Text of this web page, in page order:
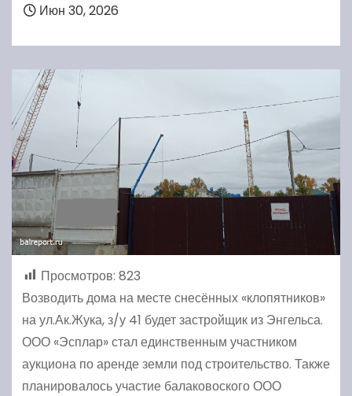
Июн 30, 2026
Просмотров: 823
Возводить дома на месте снесённых «клопятников»
на ул.Ак.Жука, з/у 41 будет застройщик из Энгельса.
ООО «Эсплар» стал единственным участником
аукциона по аренде земли под строительство. Также
планировалось участие балаковоского ООО